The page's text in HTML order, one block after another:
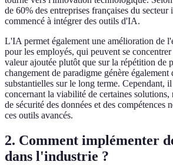
de 60% des entreprises françaises du
commencé à intégrer des outils d'IA.
L'IA permet également une amélioration de
pour les employés, qui peuvent se concentrer
valeur ajoutée plutôt que sur la répétition de
changement de paradigme génère également
substantielles sur le long terme. Cependant,
concernant la viabilité de certaines solutions,
de sécurité des données et des compétences
ces outils avancés.
2. Comment implémenter
dans l'industrie ?